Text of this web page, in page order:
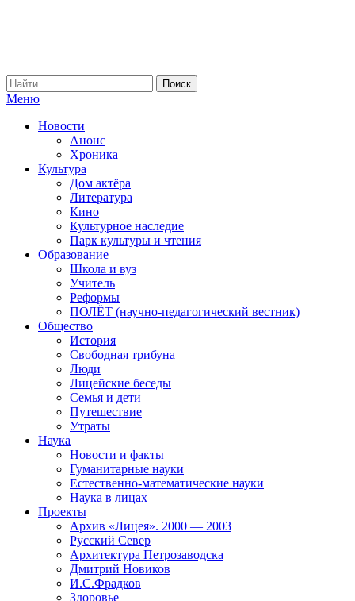
Меню
Новости
Анонс
Хроника
Культура
Дом актёра
Литература
Кино
Культурное наследие
Парк культуры и чтения
Образование
Школа и вуз
Учитель
Реформы
ПОЛЁТ (научно-педагогический вестник)
Общество
История
Свободная трибуна
Люди
Лицейские беседы
Семья и дети
Путешествие
Утраты
Наука
Новости и факты
Гуманитарные науки
Естественно-математические науки
Наука в лицах
Проекты
Архив «Лицея». 2000 — 2003
Русский Север
Архитектура Петрозаводска
Дмитрий Новиков
И.С.Фрадков
Здоровье